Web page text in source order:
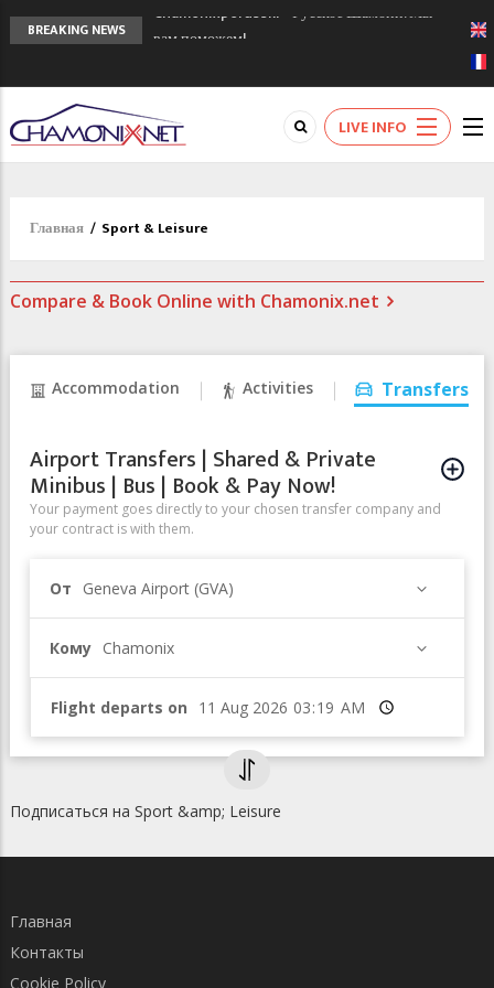
BREAKING NEWS
Chamonixporusski - Русское Шамони. Мы
вам поможем!
Шамони в 1924
Кол де Монте закрыт 11 января 2013
LIVE INFO
Главная / Sport & Leisure
Compare & Book Online with Chamonix.net
Accommodation Activities Transfers
Airport Transfers | Shared & Private
Minibus | Bus | Book & Pay Now!
Your payment goes directly to your chosen transfer company and
your contract is with them.
От Geneva Airport (GVA)
Кому Chamonix
Flight departs on Время
Подписаться на Sport &amp; Leisure
Главная
Контакты
Cookie Policy